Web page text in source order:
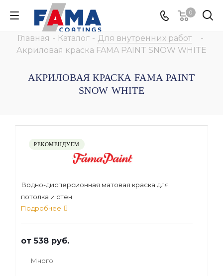
0
Главная - Каталог - Для внутренних работ
-
Акриловая краска FAMA PAINT SNOW WHITE
АКРИЛОВАЯ КРАСКА FAMA PAINT
SNOW WHITE
РЕКОМЕНДУЕМ
Водно-дисперсионная матовая краска для
потолка и стен
Подробнее
от538 руб.
Много